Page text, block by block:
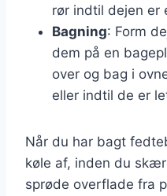
rør indtil dejen er
Bagning: Form
dem på en
over og bag i
eller indtil de er
Når du har bagt
køle af, inden du
sprøde overflade fra